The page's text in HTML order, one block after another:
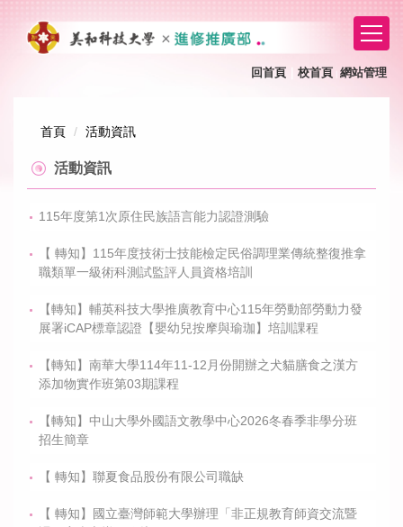
回首頁 校首頁 網站管理
首頁 活動資訊
活動資訊
115年度第1次原住民族語言能力認證測驗
【 轉知】115年度技術士技能檢定民俗調理業傳統整復推拿
職類單一級術科測試監評人員資格培訓
【轉知】輔英科技大學推廣教育中心115年勞動部勞動力發
展署iCAP標章認證【嬰幼兒按摩與瑜珈】培訓課程
【轉知】南華大學114年11-12月份開辦之犬貓膳食之漢方
添加物實作班第03期課程
【轉知】中山大學外國語文教學中心2026冬春季非學分班
招生簡章
【 轉知】聯夏食品股份有限公司職缺
【 轉知】國立臺灣師範大學辦理「非正規教育師資交流暨